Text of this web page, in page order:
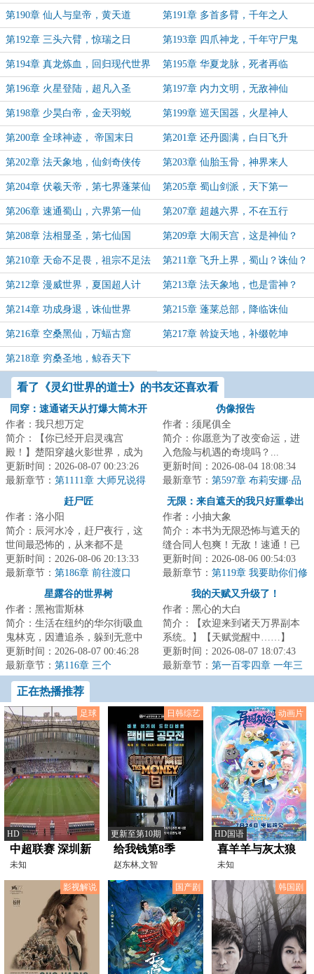
第190章 仙人与皇帝，黄天道 第191章 多首多臂，千年之人
第192章 三头六臂，惊瑞之日 第193章 四爪神龙，千年守尸鬼
第194章 真龙炼血，回归现代世界 第195章 华夏龙脉，死者再临
第196章 火星登陆，超凡入圣 第197章 内力文明，无敌神仙
第198章 少昊白帝，金天羽蜕 第199章 巡天国器，火星神人
第200章 全球神迹， 帝国末日 第201章 还丹圆满，白日飞升
第202章 法天象地，仙剑奇侠传 第203章 仙胎玉骨，神界来人
第204章 伏羲天帝，第七界蓬莱仙
国。
第205章 蜀山剑派，天下第一
第206章 速通蜀山，六界第一仙 第207章 超越六界，不在五行
第208章 法相显圣，第七仙国 第209章 大闹天宫，这是神仙？
第210章 天命不足畏，祖宗不足法 第211章 飞升上界，蜀山？诛仙？
第212章 漫威世界，夏国超人计
划。
第213章 法天象地，也是雷神？
第214章 功成身退，诛仙世界 第215章 蓬莱总部，降临诛仙
第216章 空桑黑仙，万蝠古窟 第217章 斡旋天地，补缀乾坤
第218章 穷桑圣地，鲸吞天下
看了《灵幻世界的道士》的书友还喜欢看
同穿：速通诸天从打爆大筒木开
始
作者：我只想万定
简介：【你已经开启灵魂宫
殿！】楚阳穿越火影世界，成为
千手一族一员，但似乎穿越的有
点早，穿越忍村都还...
更新时间：2026-08-07 00:23:26
最新章节： 第1111章 大师兄说得
伪像报告
作者：须尾俱全
简介：你愿意为了改变命运，进
入危险与机遇的奇境吗？...
更新时间：2026-08-04 18:08:34
最新章节： 第597章 布莉安娜·品
名：布莉安娜·韦
赶尸匠
作者：洛小阳
简介：辰河水冷，赶尸夜行，这
世间最恐怖的，从来都不是
鬼……...
更新时间：2026-08-06 20:13:33
最新章节： 第186章 前往渡口
无限：来自遮天的我只好重拳出
作者：小抽大象
简介：本书为无限恐怖与遮天的
缝合同人包爽！无敌！速通！已
有完本万订作品【人在无限，开
始速通】，请放...
更新时间：2026-08-06 00:54:03
最新章节： 第119章 我要助你们修
行【求月票】
星露谷的世界树
作者：黑袍雷斯林
简介：生活在纽约的华尔街吸血
鬼林克，因遭追杀，躲到无意中
继承的一座乡下农场内。他在这
里更换身份，换...
更新时间：2026-08-07 00:46:28
最新章节： 第116章 三个
我的天赋又升级了！
作者：黑心的大白
简介：【欢迎来到诸天万界副本
系统。】【天赋觉醒中……】
【觉醒完毕！】【恭喜您，觉醒
了X级本命天赋：...
更新时间：2026-08-07 18:07:43
最新章节： 第一百零四章 一年三
正在热播推荐
足球
HD
中超联赛 深圳新
鹏城足球俱乐部
VS南通支云
20241102
未知
日韩综艺
更新至第10期
给我钱第8季
赵东林,文智
勋,KIDMILLI,BOYCOLD,VerbalJin
动画片
HD国语
喜羊羊与灰太狼
之异国破晓
未知
影视解说 国产剧 韩国剧